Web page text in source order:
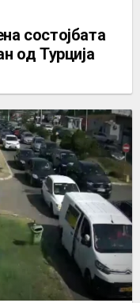
состојбата
од Турција